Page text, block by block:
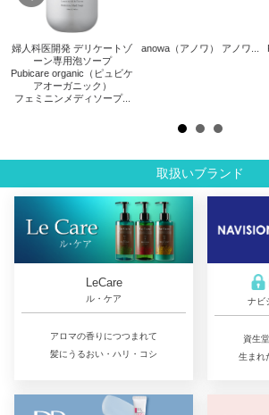
婦人科医開発 デリケートゾ
ーン専用泡ソープ
Pubicare organic（ピュビケ
アオーガニック）
フェミニンメディソープ...
anowa（アノワ） アノワ...
取扱いブランド
LeCare
ル・ケア
アロマの香りにつつまれて
髪にうるおい・ハリ・コシ
ナビ
資生
生まれ